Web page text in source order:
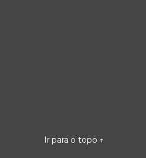
Ir para o topo ↑